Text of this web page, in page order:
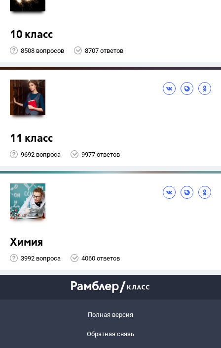
10 класс
8508 вопросов 8707 ответов
11 класс
9692 вопроса 9977 ответов
Химия
3992 вопроса 4060 ответов
Полная версия
Обратная связь